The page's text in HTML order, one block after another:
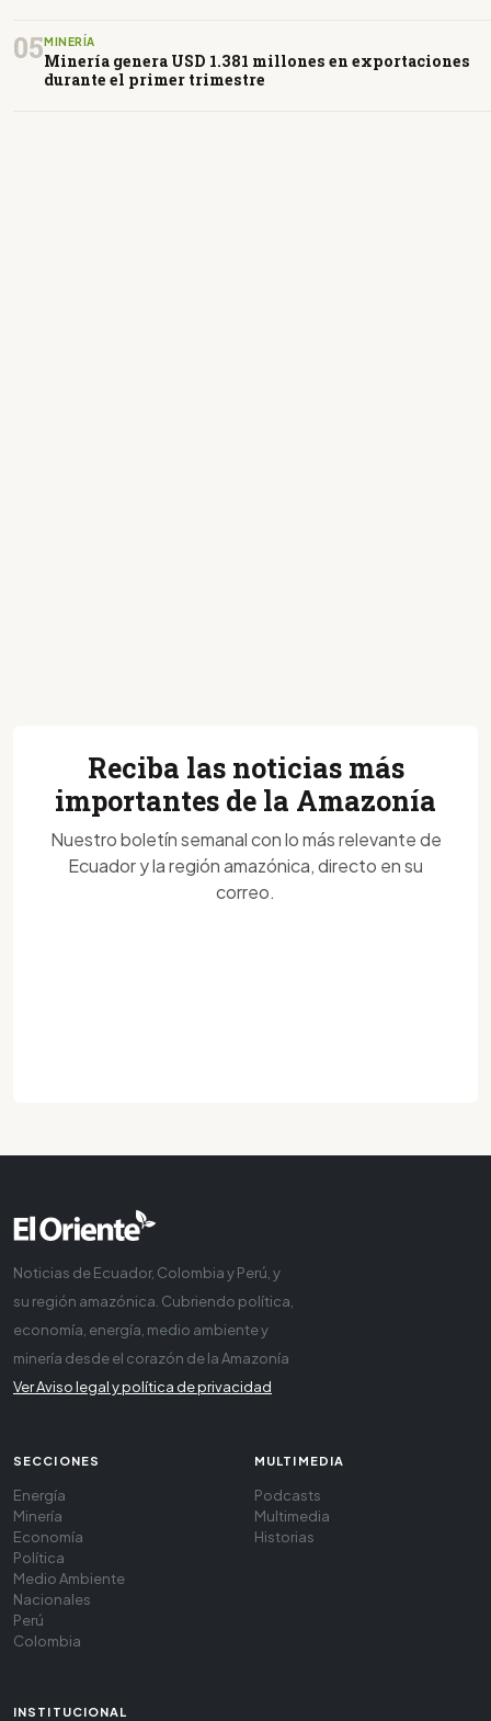
05MINERÍA
Minería genera USD 1.381 millones en exportaciones
durante el primer trimestre
Reciba las noticias más
importantes de la Amazonía
Nuestro boletín semanal con lo más relevante de
Ecuador y la región amazónica, directo en su
correo.
Noticias de Ecuador, Colombia y Perú, y
su región amazónica. Cubriendo política,
economía, energía, medio ambiente y
minería desde el corazón de la Amazonía
Ver Aviso legal y política de privacidad
SECCIONES
Energía
Minería
Economía
Política
Medio Ambiente
Nacionales
Perú
Colombia
MULTIMEDIA
Podcasts
Multimedia
Historias
INSTITUCIONAL